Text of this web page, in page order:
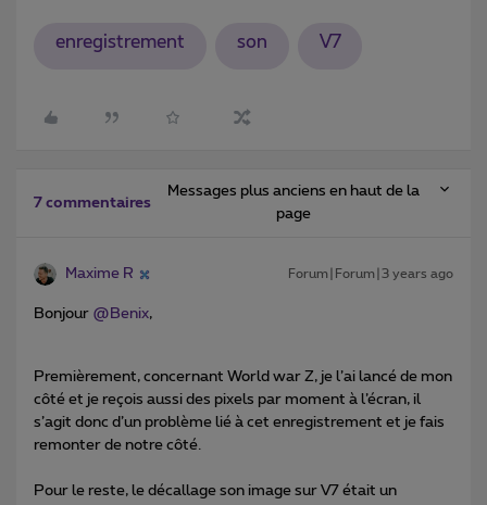
enregistrement son V7
7 commentaires
Messages plus anciens en haut de la
page
Maxime R Forum|Forum|3 years ago
Bonjour @Benix,
Premièrement, concernant World war Z, je l’ai lancé de mon
côté et je reçois aussi des pixels par moment à l’écran, il
s’agit donc d’un problème lié à cet enregistrement et je fais
remonter de notre côté.
Pour le reste, le décallage son image sur V7 était un